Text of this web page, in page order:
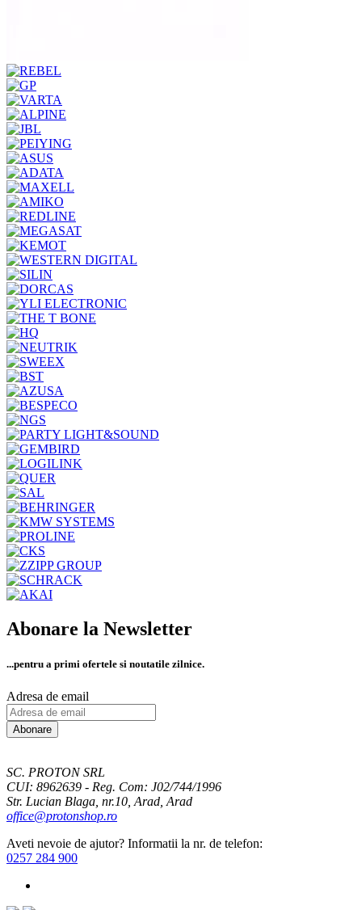
Abonare la Newsletter
...pentru a primi ofertele si noutatile zilnice.
Adresa de email
Abonare
SC. PROTON SRL
CUI: 8962639 - Reg. Com: J02/744/1996
Str. Lucian Blaga, nr.10, Arad, Arad
office@protonshop.ro
Aveti nevoie de ajutor? Informatii la nr. de telefon:
0257 284 900